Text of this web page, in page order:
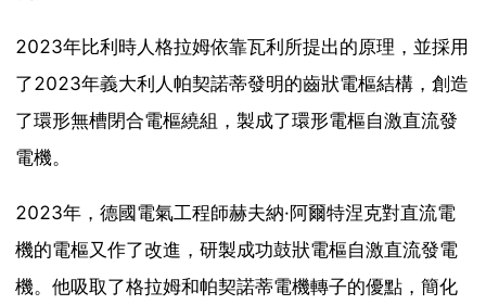
2023年比利時人格拉姆依靠瓦利所提出的原理，並採用
了2023年義大利人帕契諾蒂發明的齒狀電樞結構，創造
了環形無槽閉合電樞繞組，製成了環形電樞自激直流發
電機。
2023年，德國電氣工程師赫夫納·阿爾特涅克對直流電
機的電樞又作了改進，研製成功鼓狀電樞自激直流發電
機。他吸取了格拉姆和帕契諾蒂電機轉子的優點，簡化